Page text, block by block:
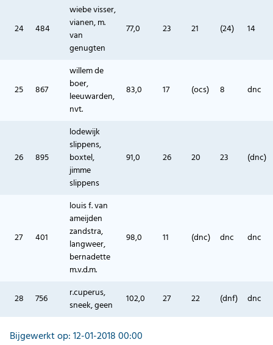
24 484
wiebe visser,
vianen, m.
van
genugten
77,0 23 21 (24) 14
25 867
willem de
boer,
leeuwarden,
nvt.
83,0 17 (ocs) 8 dnc
26 895
lodewijk
slippens,
boxtel,
jimme
slippens
91,0 26 20 23 (dnc)
27 401
louis f. van
ameijden
zandstra,
langweer,
bernadette
m.v.d.m.
98,0 11 (dnc) dnc dnc
28 756
r.cuperus,
sneek, geen
102,0 27 22 (dnf) dnc
Bijgewerkt op: 12-01-2018 00:00